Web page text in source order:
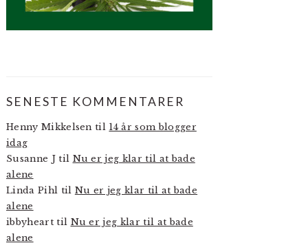
SENESTE KOMMENTARER
Henny Mikkelsen til 14 år som blogger
idag
Susanne Jtil Nu er jeg klar til at bade
alene
Linda Pihl til Nu er jeg klar til at bade
alene
ibbyhearttil Nu er jeg klar til at bade
alene